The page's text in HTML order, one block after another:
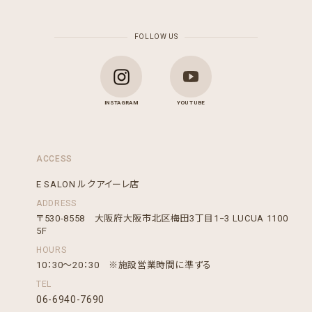
FOLLOW US
INSTAGRAM YOU TUBE
ACCESS
E SALON ルクアイーレ店
ADDRESS
〒530-8558 大阪府大阪市北区梅田3丁目1−3 LUCUA 1100
5F
HOURS
10：30～20：30 ※施設営業時間に準ずる
TEL
06-6940-7690